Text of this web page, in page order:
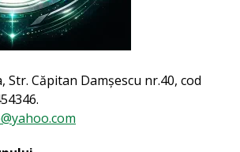
Str. Căpitan Damșescu nr.40, cod